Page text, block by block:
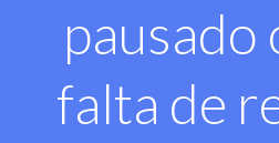
pausado
falta de